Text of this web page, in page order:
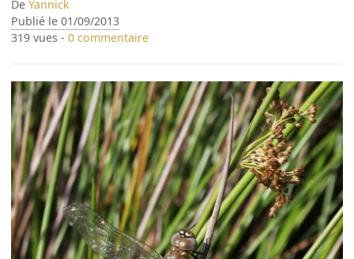
DeYannick
Publié le 01/09/2013
319 vues -0 commentaire